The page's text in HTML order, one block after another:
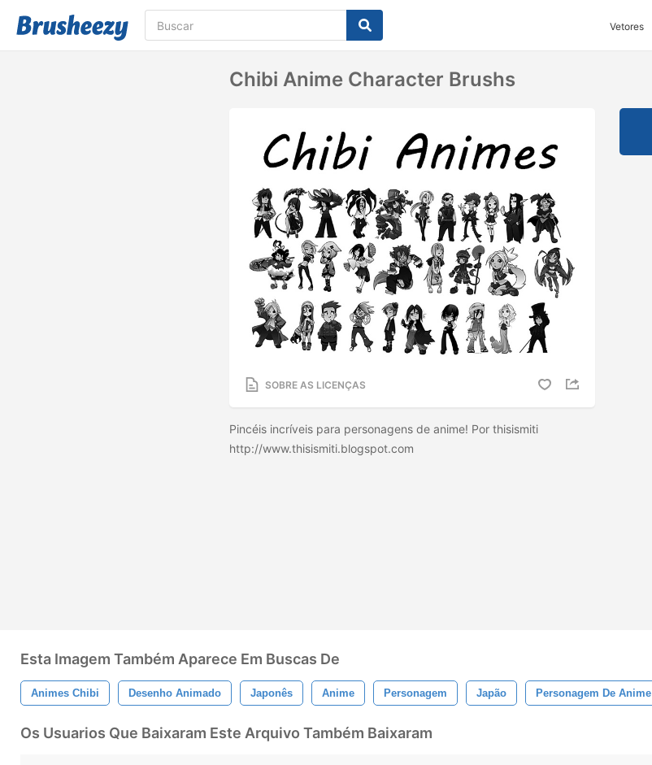
Vetores
Chibi Anime Character Brushs
SOBRE AS LICENÇAS
Pincéis incríveis para personagens de anime! Por thisismiti
http://www.thisismiti.blogspot.com
Esta Imagem Também Aparece Em Buscas De
Animes Chibi Desenho Animado Japonês Anime Personagem Japão Personagem De Anime
Os Usuarios Que Baixaram Este Arquivo Também Baixaram